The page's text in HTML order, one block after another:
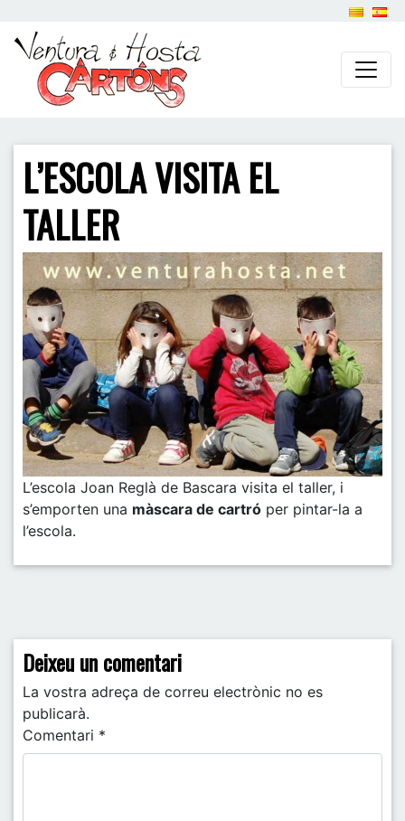
L’ESCOLA VISITA EL
TALLER
L’escola Joan Reglà de Bascara visita el taller, i
s’emporten una màscara de cartró per pintar-la a
l’escola.
Deixeu un comentari
La vostra adreça de correu electrònic no es
publicarà.
Comentari *